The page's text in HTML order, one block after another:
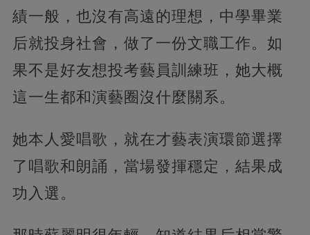
績一般，也沒有高遠的理想，中學畢業
后就投身社會，做了一份文職工作。如
果不是好友想投考藝員訓練班，她大概
這一生都和演藝圈沒什麼關系。
她本人愛唱歌，就在才藝表演環節選擇
了唱歌和朗誦，當場發揮穩定，結果成
功入選。